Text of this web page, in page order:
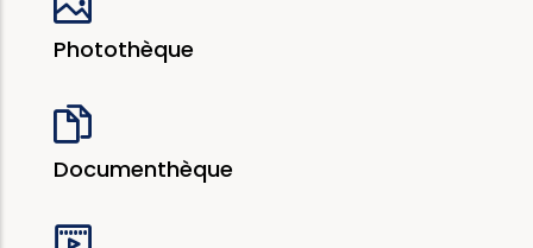
Photothèque
Documenthèque